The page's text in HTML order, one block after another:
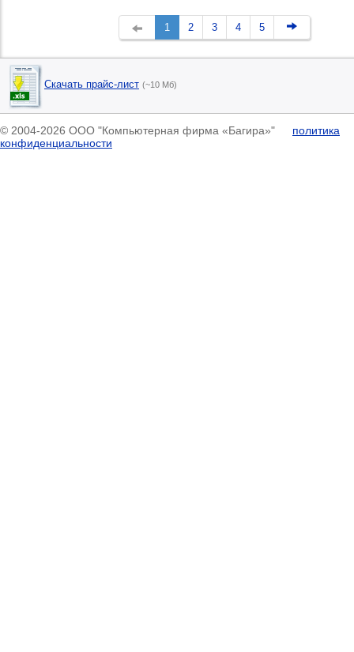
1 2 3 4 5
Скачать прайс-лист (~10 Мб)
© 2004-2026 ООО "Компьютерная фирма «Багира»" политика
конфиденциальности